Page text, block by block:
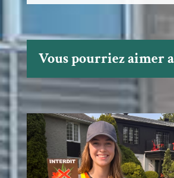
Vous pourriez aimer